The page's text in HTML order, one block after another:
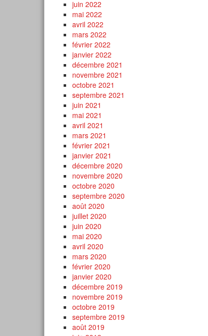
juin 2022
mai 2022
avril 2022
mars 2022
février 2022
janvier 2022
décembre 2021
novembre 2021
octobre 2021
septembre 2021
juin 2021
mai 2021
avril 2021
mars 2021
février 2021
janvier 2021
décembre 2020
novembre 2020
octobre 2020
septembre 2020
août 2020
juillet 2020
juin 2020
mai 2020
avril 2020
mars 2020
février 2020
janvier 2020
décembre 2019
novembre 2019
octobre 2019
septembre 2019
août 2019